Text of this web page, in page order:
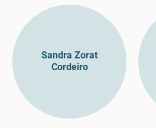
Sandra Zorat
Cordeiro